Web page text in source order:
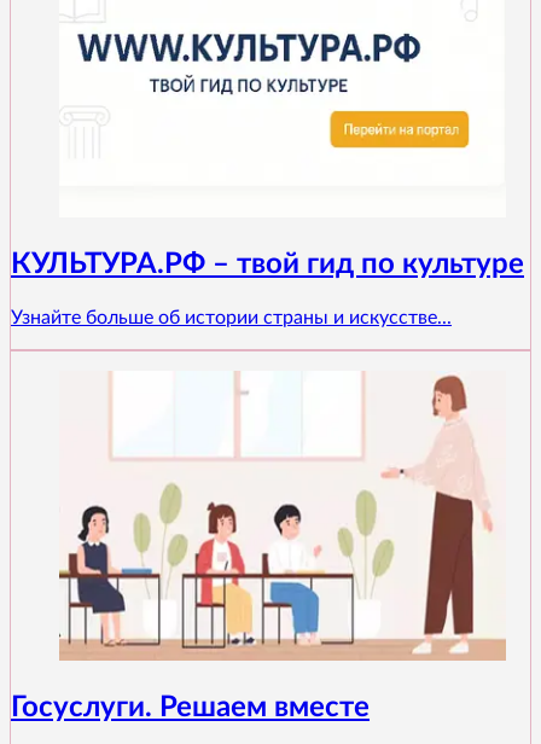
КУЛЬТУРА.РФ – твой гид по культуре
Узнайте больше об истории страны и искусстве...
Госуслуги. Решаем вместе